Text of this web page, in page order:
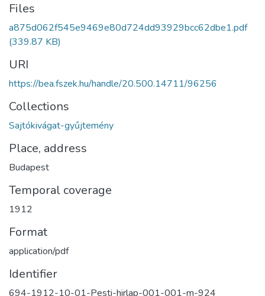
Files
a875d062f545e9469e80d724dd93929bcc62dbe1.pdf
(339.87 KB)
URI
https://bea.fszek.hu/handle/20.500.14711/96256
Collections
Sajtókivágat-gyűjtemény
Place, address
Budapest
Temporal coverage
1912
Format
application/pdf
Identifier
694-1912-10-01-Pesti-hirlap-001-001-m-924